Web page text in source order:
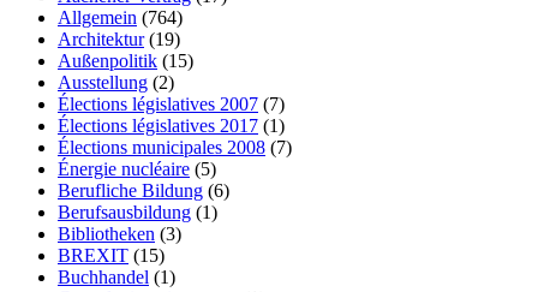
Allgemein (764)
Architektur(19)
Außenpolitik (15)
Ausstellung (2)
Élections législatives 2007 (7)
Élections législatives 2017 (1)
Élections municipales 2008 (7)
Énergie nucléaire (5)
Berufliche Bildung (6)
Berufsausbildung (1)
Bibliotheken (3)
BREXIT (15)
Buchhandel (1)